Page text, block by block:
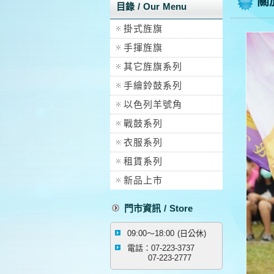
目錄 / Our Menu
掛式旌旗
手揮旌旗
其它旌旗系列
手繪鈴鼓系列
以色列羊號角
戰鼓系列
衣服系列
租賃系列
新品上市
門市資訊 / Store
09:00～18:00 (日公休)
電話：07-223-3737
07-223-2777